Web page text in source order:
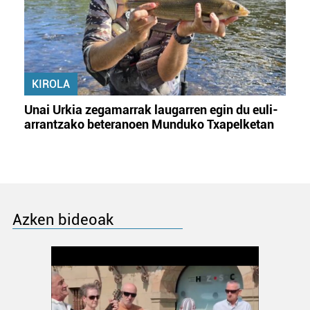
KIROLA
Unai Urkia zegamarrak laugarren egin du euli-
arrantzako beteranoen Munduko Txapelketan
Azken bideoak